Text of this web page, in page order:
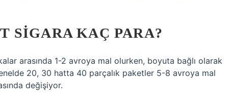
SIGARA KAÇ PARA?
arasında 1-2 avroya mal olurken, boyuta bağlı olarak
20, 30 hatta 40 parçalık paketler 5-8 avroya mal
değişiyor.